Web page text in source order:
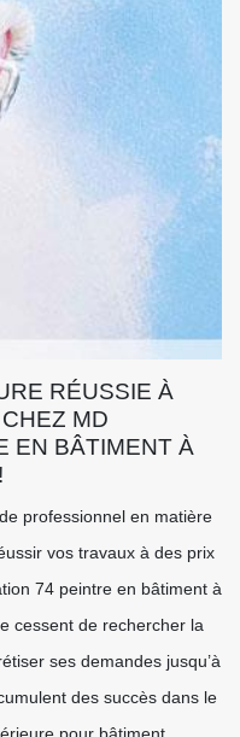
RÉUSSIE À
MD
EN BÂTIMENT À
professionnel en matière
vos travaux à des prix
74 peintre en bâtiment à
cessent de rechercher la
ses demandes jusqu’à
des succès dans le